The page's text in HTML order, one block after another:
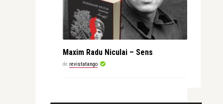
Maxim Radu Niculai – Sens
de revistatango